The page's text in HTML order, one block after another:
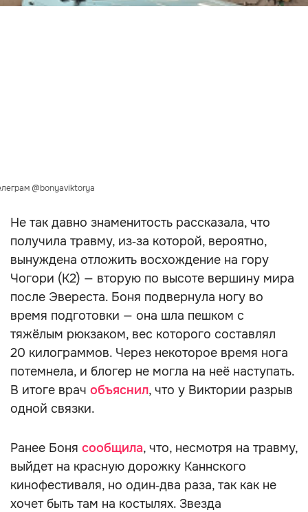
@bonyaviktorya
Не так давно знаменитость рассказала, что
получила травму, из‑за которой, вероятно,
вынуждена отложить восхождение на гору
Чогори (К2) — вторую по высоте вершину мира
после Эвереста. Боня подвернула ногу во
время подготовки — она шла пешком с
тяжёлым рюкзаком, вес которого составлял
20 килограммов. Через некоторое время нога
потемнела, и блогер не могла на неё наступать.
В итоге врач объяснил, что у Виктории разрыв
одной связки.
Ранее Боня сообщила, что, несмотря на травму,
выйдет на красную дорожку Каннского
кинофестиваля, но один‑два раза, так как не
хочет быть там на костылях. Звезда